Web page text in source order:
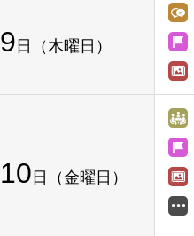
9 日（木曜日）
10 日（金曜日）